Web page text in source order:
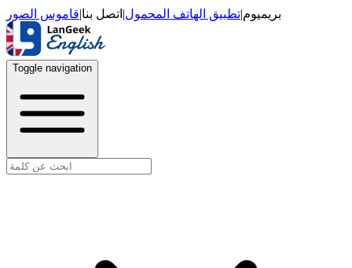
بريميوم|تطبيق الهاتف المحمول| اتصل بنا|قاموس الصور
Toggle navigation